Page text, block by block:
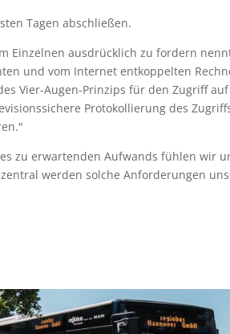
Tagen abschließen.
Einzelnen ausdrücklich zu fordern
und vom Internet entkoppelten
Vier-Augen-Prinzips für den Zugriff
Protokollierung des
zu erwartenden Aufwands fühlen wir
werden solche Anforderungen